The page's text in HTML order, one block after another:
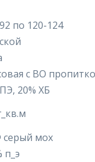
по 120-124
с ВО
20% ХБ
мох
п_э